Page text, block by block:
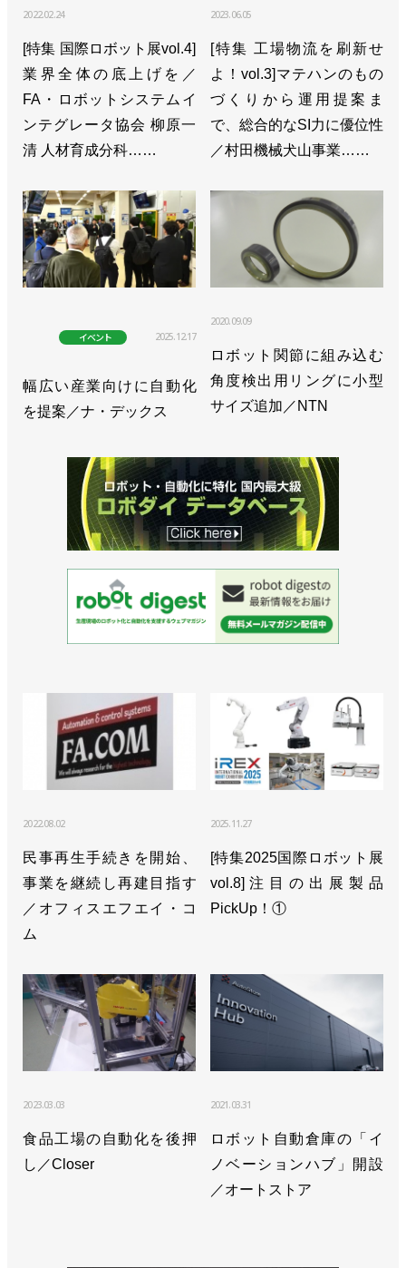
>>[2023国際ロボット展リポートvol.13]協働ロボッ
トの普及はまだまだ“初期段階”／ユニバーサルロボ
ット ステイシー・モーザーCCO
>>30kg可搬の協働ロボット発売！ 高可搬だがコン
パクトで軽量／ユニバーサルロボット
突破／ユニバーサルロボット
>>日本初のフェア開催、協働ロボの市場広げる手助
けに／ユニバーサルロボット
ニバーサルロボット
>>三菱電機と共に協働ロボットの稼働監視ウェビナ
ーを開催／ユニバーサルロボット
ら／ユニバーサルロボット
>>四国、中部のSIerがURの認定取得／ユニバーサル
ロボット
>>稼働モニタリングなどユーザー向け新サービスを
開始／ユニバーサルロボット
>>パートナー27社とオンライン展開催／ユニバーサ
>>認定トレーニングセンターを拡充／ユニバーサル
ロボット
>>ナベルHDのロボットカバーをUR+製品として認
証／ユニバーサルロボット
>>日東工器の電動ドライバーをUR+製品として認証
／ユニバーサルロボット
>>過去最高の売上高を達成／ユニバーサルロボット
>>愛同工業の自動車部品工場に協働ロボ導入／ユニ
>>板金工場の溶接工程に協働ロボットが採用／ユニ
バーサルロボット
>>UR10eの可搬質量を25％向上／ユニバーサルロボ
>>協働ロボットのオンライン展を開催／ユニバーサ
ルロボット
>>新社長にキム・ポヴルセン氏／ユニバーサルロボ
2022.02.24
[特集 国際ロボット展vol.4]
業界全体の底上げを／
FA・ロボットシステムイ
ンテグレータ協会 柳原一
清 人材育成分科……
2023.06.05
[特集 工場物流を刷新せ
よ！vol.3]マテハンのもの
づくりから運用提案ま
で、総合的なSI力に優位性
／村田機械犬山事業……
イベント 2025.12.17
幅広い産業向けに自動化
を提案／ナ・デックス
2020.09.09
ロボット関節に組み込む
角度検出用リングに小型
サイズ追加／NTN
2022.08.02
民事再生手続きを開始、
事業を継続し再建目指す
／オフィスエフエイ・コ
ム
2025.11.27
[特集2025国際ロボット展
vol.8]注目の出展製品
PickUp！①
2023.03.03
食品工場の自動化を後押
し／Closer
2021.03.31
ロボット自動倉庫の「イ
ノベーションハブ」開設
／オートストア